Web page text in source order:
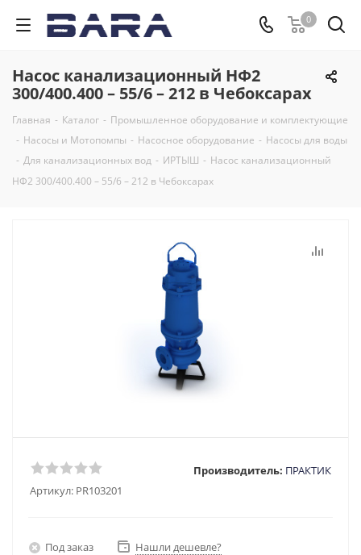
0
Насос канализационный НФ2
300/400.400 – 55/6 – 212 в Чебоксарах
Главная - Каталог - Промышленное оборудование и комплектующие
- Насосы и Мотопомпы - Насосное оборудование - Насосы для воды
- Для канализационных вод - ИРТЫШ - Насос канализационный
НФ2 300/400.400 – 55/6 – 212 в Чебоксарах
Артикул: PR103201
Производитель: ПРАКТИК
Под заказ Нашли дешевле?